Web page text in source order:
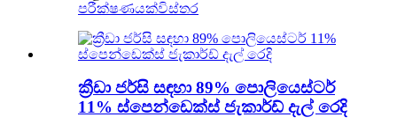
පරීක්ෂණයක්විස්තර
ක්‍රීඩා ජර්සි සඳහා 89% පොලියෙස්ටර්
11% ස්පෙන්ඩෙක්ස් ජැකාර්ඩ් දැල් රෙදි